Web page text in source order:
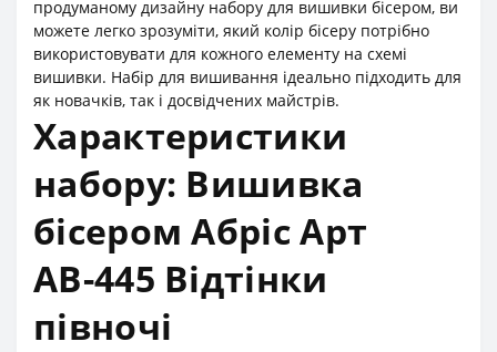
продуманому дизайну набору для вишивки бісером, ви
можете легко зрозуміти, який колір бісеру потрібно
використовувати для кожного елементу на схемі
вишивки. Набір для вишивання ідеально підходить для
як новачків, так і досвідчених майстрів.
Характеристики
набору: Вишивка
бісером Абріс Арт
АВ-445 Відтінки
півночі